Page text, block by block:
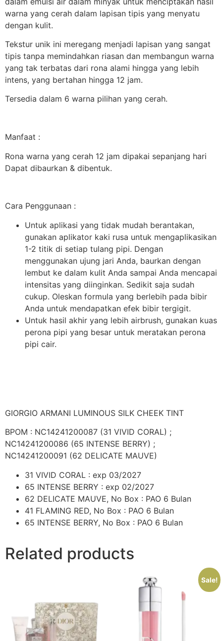
warna yang cerah dalam lapisan tipis yang menyatu
dengan kulit.
Tekstur unik ini meregang menjadi lapisan yang sangat
tipis tanpa memindahkan riasan dan membangun warna
yang tak terbatas dari rona alami hingga yang lebih
intens, yang bertahan hingga 12 jam.
Tersedia dalam 6 warna pilihan yang cerah.
Manfaat :
Rona warna yang cerah 12 jam dipakai sepanjang hari
Dapat dibaurkan & dibentuk.
Cara Penggunaan :
Untuk aplikasi yang tidak mudah berantakan,
gunakan aplikator kaki rusa untuk mengaplikasikan
1-2 titik di setiap tulang pipi. Dengan
menggunakan ujung jari Anda, baurkan dengan
lembut ke dalam kulit Anda sampai Anda mencapai
intensitas yang diinginkan. Sedikit saja sudah
cukup. Oleskan formula yang berlebih pada bibir
Anda untuk mendapatkan efek bibir tergigit.
Untuk hasil akhir yang lebih airbrush, gunakan kuas
perona pipi yang besar untuk meratakan perona
pipi cair.
GIORGIO ARMANI LUMINOUS SILK CHEEK TINT
BPOM : NC14241200087 (31 VIVID CORAL) ;
NC14241200086 (65 INTENSE BERRY) ;
NC14241200091 (62 DELICATE MAUVE)
31 VIVID CORAL : exp 03/2027
65 INTENSE BERRY : exp 02/2027
62 DELICATE MAUVE, No Box : PAO 6 Bulan
41 FLAMING RED, No Box : PAO 6 Bulan
65 INTENSE BERRY, No Box : PAO 6 Bulan
Related products
Sale!